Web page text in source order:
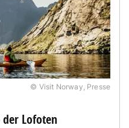
© Visit Norway, Presse
der Lofoten